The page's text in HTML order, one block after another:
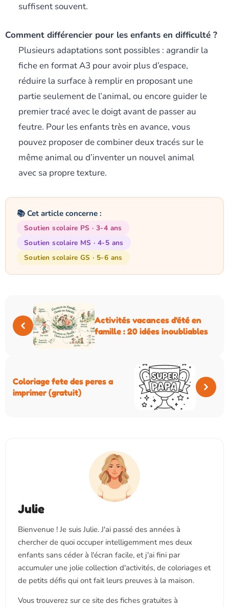
suffisent souvent.
Comment différencier pour les enfants en difficulté ?
Plusieurs adaptations sont possibles : agrandir la
fiche en format A3 pour avoir plus d’espace,
réduire la surface à remplir en proposant une
partie seulement de l’animal, ou encore guider le
premier tracé avec le doigt avant de passer au
feutre. Pour les enfants très en avance, vous
pouvez proposer de combiner deux tracés sur le
même animal ou d’inventer un nouvel animal
avec sa propre texture.
📚 Cet article concerne :
Soutien scolaire PS · 3-4 ans
Soutien scolaire MS · 4-5 ans
Soutien scolaire GS · 5-6 ans
Activités vacances d'été en
famille : 20 idées inoubliables
Coloriage fete des peres a
imprimer (gratuit)
Julie
Bienvenue ! Je suis Julie. J'ai passé des années à
chercher de quoi occuper intelligemment mes deux
enfants sans céder à l'écran facile, et j'ai fini par
accumuler une jolie collection d'activités, de coloriages et
de petits défis qui ont fait leurs preuves à la maison.
Vous trouverez sur ce site des fiches gratuites à